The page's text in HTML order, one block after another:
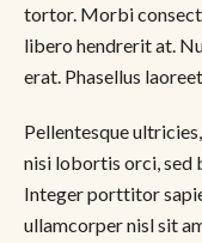
tortor. Morbi
libero hendrerit at.
erat. Phasellus
Pellentesque
nisi lobortis orci, sed
Integer porttitor
ullamcorper nisl sit